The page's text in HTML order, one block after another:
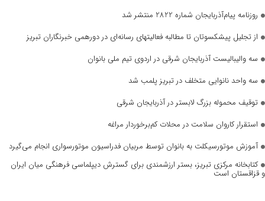
روزنامه پیام‌آذربایجان شماره 2822 منتشر شد
از تجلیل پیشکسوتان تا مطالبه فعالیتهای رسانه‌ای در دورهمی خبرنگاران تبریز
سه والیبالیست آذربایجان‌ شرقی در اردوی تیم ملی بانوان
سه واحد نانوایی متخلف در تبریز پلمب شد
توقیف محموله بزرگ لابستر در آذربایجان شرقی
استقرار کاروان سلامت در محلات کم‌برخوردار مراغه
آموزش موتورسیکلت به بانوان توسط مربیان فدراسیون موتورسواری انجام می‌گیرد
کتابخانه مرکزی تبریز، بستر ارزشمندی برای گسترش دیپلماسی فرهنگی میان ایران
و قزاقستان است